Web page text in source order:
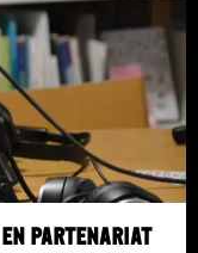
en partenariat